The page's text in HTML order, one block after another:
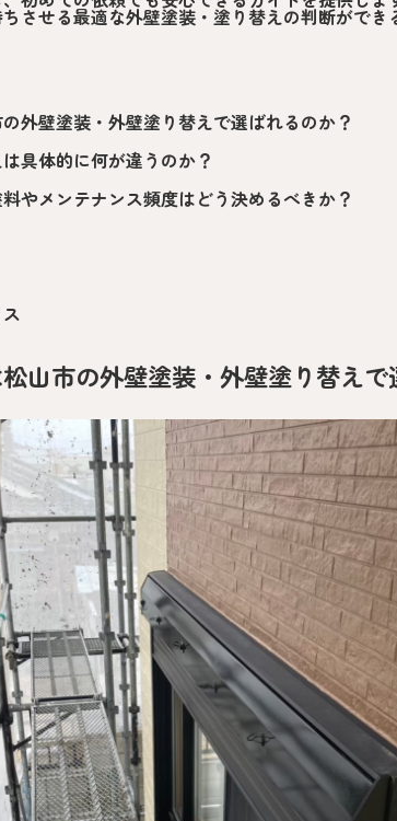
させる最適な外壁塗装・塗り替えの判断ができ
外壁塗装・外壁塗り替えで選ばれるのか？
具体的に何が違うのか？
やメンテナンス頻度はどう決めるべきか？
山市の外壁塗装・外壁塗り替えで